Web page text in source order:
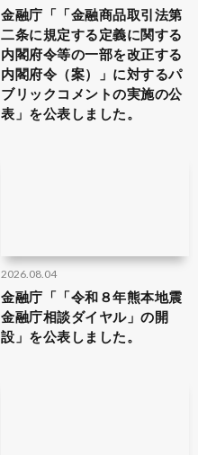
金融庁「「金融商品取引法第
二条に規定する定義に関する
内閣府令等の一部を改正する
内閣府令（案）」に対するパ
ブリックコメントの実施の公
表」を公表しました。
2026.08.04
金融庁「「令和８年熊本地震
金融庁相談ダイヤル」の開
設」を公表しました。